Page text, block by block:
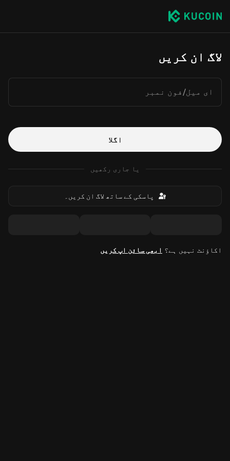
لاگ ان کریں
ای میل/فون نمبر
اگلا
یا جاری رکھیں
پاسکی کے ساتھ لاگ ان کریں۔
اکاؤنٹ نہیں ہے؟ ابھی سائن اپ کریں